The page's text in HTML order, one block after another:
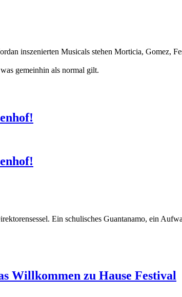
inszenierten Musicals stehen Morticia, Gomez,
gemeinhin als normal gilt.
Ein schulisches Guantanamo, ein
Willkommen zu Hause Festival